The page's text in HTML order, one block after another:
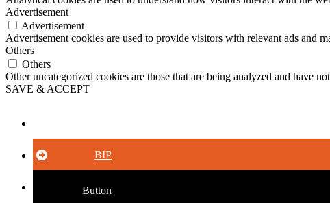
Advertisement
Advertisement
Advertisement cookies are used to provide visitors with relevant ads and
Others
Others
Other uncategorized cookies are those that are being analyzed and have
SAVE & ACCEPT
BIP
Button